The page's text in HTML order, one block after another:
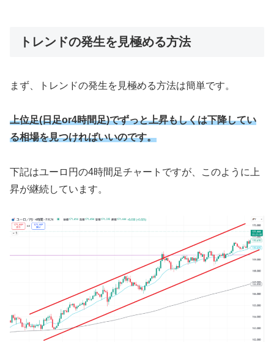
トレンドの発生を見極める方法
まず、トレンドの発生を見極める方法は簡単です。
上位足(日足or4時間足)でずっと上昇もしくは下降してい
る相場を見つければいいのです。
下記はユーロ円の4時間足チャートですが、このように上
昇が継続しています。